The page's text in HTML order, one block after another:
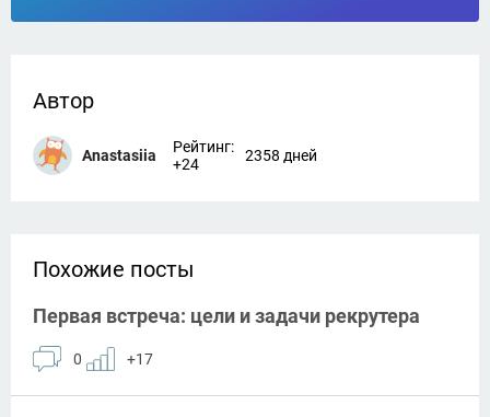
Автор
Anastasiia
Рейтинг:
+24
2358 дней
Похожие посты
Первая встреча: цели и задачи рекрутера
0 +17